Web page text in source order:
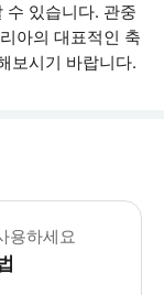
있습니다. 관중
아의 대표적인 축
보시기 바랍니다.
린이는 항상 티켓을 소
용하세요